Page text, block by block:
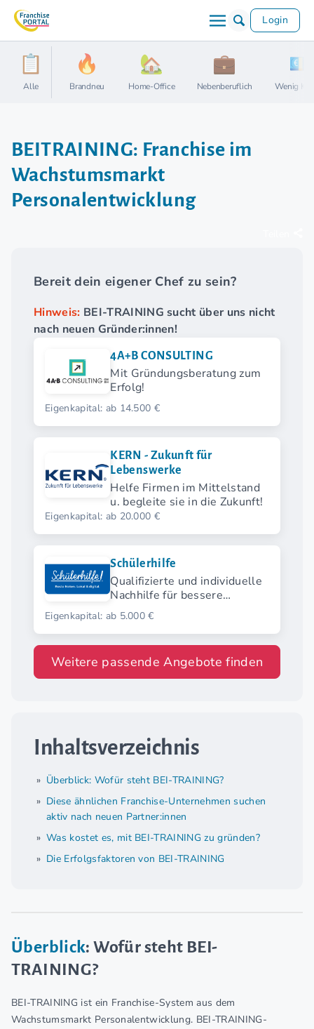
Login
Alle Brandneu Home-Office Nebenberuflich Wenig
BEITRAINING: Franchise im
Wachstumsmarkt
Personalentwicklung
Bereit dein eigener Chef zu sein?
Hinweis: BEI-TRAINING sucht über uns nicht
nach neuen Gründer:innen!
4A+B CONSULTING
Mit Gründungsberatung zum
Erfolg!
Eigenkapital: ab 14.500 €
KERN - Zukunft für
Lebenswerke
Helfe Firmen im Mittelstand
u. begleite sie in die Zukunft!
Eigenkapital: ab 20.000 €
Schülerhilfe
Qualifizierte und individuelle
Nachhilfe für bessere
Zukunftschancen.
Eigenkapital: ab 5.000 €
Weitere passende Angebote finden
Inhaltsverzeichnis
Überblick: Wofür steht BEI-TRAINING?
Diese ähnlichen Franchise-Unternehmen suchen
aktiv nach neuen Partner:innen
Was kostet es, mit BEI-TRAINING zu gründen?
Die Erfolgsfaktoren von BEI-TRAINING
Überblick: Wofür steht BEI-
TRAINING?
BEI-TRAINING ist ein Franchise-System aus dem
Wachstumsmarkt Personalentwicklung. BEI-TRAINING-